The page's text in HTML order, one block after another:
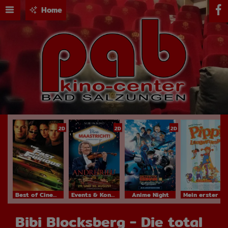
Home
2D
Best of Cinema
2D
Events & Konzerte
2D
Anime Night
Bibi Blocksberg - Die total